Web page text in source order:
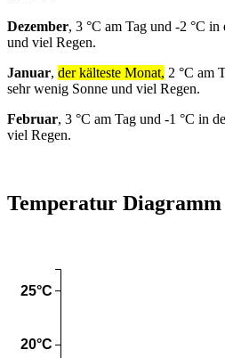
Dezember, 3 °C am Tag und -2 °C
und viel Regen.
Januar, der kälteste Monat, 2 °C am
sehr wenig Sonne und viel Regen.
Februar, 3 °C am Tag und -1 °C in
viel Regen.
Temperatur Diagramm